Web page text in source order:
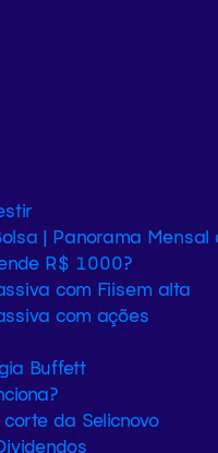
| Panorama Mensal
R$ 1000?
com Fiisem alta
com ações
Buffett
da Selicnovo